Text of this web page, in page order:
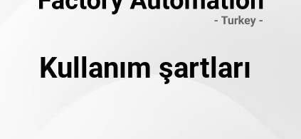
Kullanım şartları